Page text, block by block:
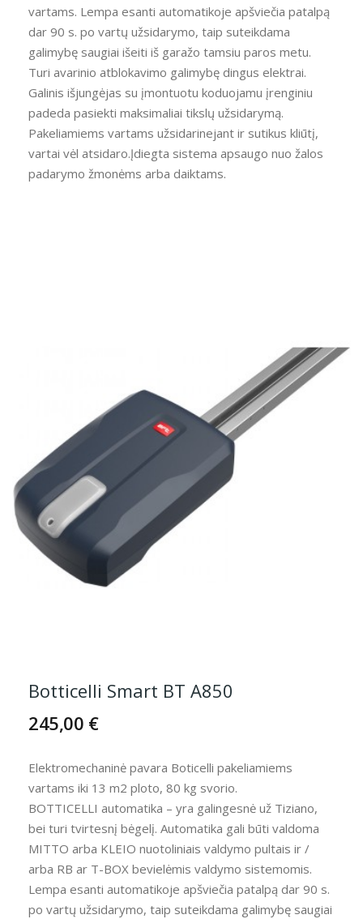
vartams. Lempa esanti automatikoje apšviečia patalpą
dar 90 s. po vartų užsidarymo, taip suteikdama
galimybę saugiai išeiti iš garažo tamsiu paros metu.
Turi avarinio atblokavimo galimybę dingus elektrai.
Galinis išjungėjas su įmontuotu koduojamu įrenginiu
padeda pasiekti maksimaliai tikslų užsidarymą.
Pakeliamiems vartams užsidarinejant ir sutikus kliūtį,
vartai vėl atsidaro.Įdiegta sistema apsaugo nuo žalos
padarymo žmonėms arba daiktams.
Botticelli Smart BT A850
245,00 €
Elektromechaninė pavara Boticelli pakeliamiems
vartams iki 13 m2 ploto, 80 kg svorio.
BOTTICELLI automatika – yra galingesnė už Tiziano,
bei turi tvirtesnį bėgelį. Automatika gali būti valdoma
MITTO arba KLEIO nuotoliniais valdymo pultais ir /
arba RB ar T-BOX bevielėmis valdymo sistemomis.
Lempa esanti automatikoje apšviečia patalpą dar 90 s.
po vartų užsidarymo, taip suteikdama galimybę saugiai